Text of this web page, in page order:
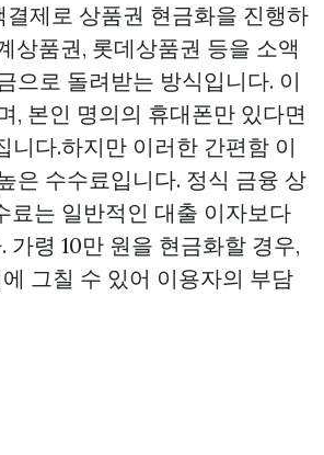
제로 상품권 현금화을 진행하
상품권, 롯데상품권 등을 소액
으로 돌려받는 방식입니다. 이
, 본인 명의의 휴대폰만 있다면
다.하지만 이러한 간편함 이
은 수수료입니다. 정식 금융 상
료는 일반적인 대출 이자보다
령 10만 원을 현금화할 경우,
그칠 수 있어 이용자의 부담